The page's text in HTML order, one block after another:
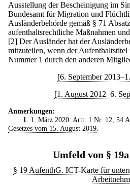
Ausstellung der Bescheinigung im
Bundesamt für Migration und
Ausländerbehörde gemäß § 71
aufenthaltsrechtliche Maßnahmen
[2] Der Ausländer hat der
mitzuteilen, wenn der Aufenthaltstitel
Nummer 1 durch den anderen
[6. September
[1. August 2012–6.
Anmerkungen:
1. 1. März 2020: Artt. 1 Nr. 12, 54
Gesetzes vom 15. August 2019.
Umfeld von §
§ 19 AufenthG. ICT-Karte für